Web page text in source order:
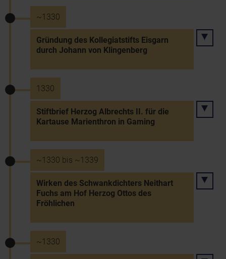
~1330
Gründung des Kollegiatstifts Eisgarn
durch Johann von Klingenberg
1330
Stiftbrief Herzog Albrechts II. für die
Kartause Marienthron in Gaming
~1330 bis ~1339
Wirken des Schwankdichters Neithart
Fuchs am Hof Herzog Ottos des
Fröhlichen
~1330